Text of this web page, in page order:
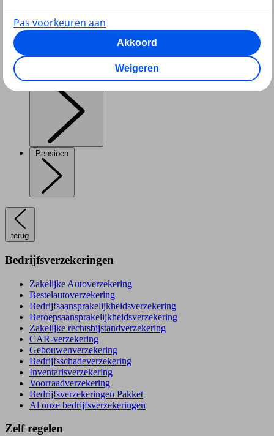
Diensten
Pensioen
terug
Bedrijfsverzekeringen
Zakelijke Autoverzekering
Bestelautoverzekering
Bedrijfsaansprakelijkheidsverzekering
Beroepsaansprakelijkheidsverzekering
Zakelijke rechtsbijstandverzekering
CAR-verzekering
Gebouwenverzekering
Bedrijfsschadeverzekering
Inventarisverzekering
Voorraadverzekering
Bedrijfsverzekeringen Pakket
Al onze bedrijfsverzekeringen
Zelf regelen
Pas voorkeuren aan
Akkoord
Weigeren